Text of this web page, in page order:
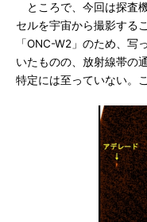
ところで、今回は探査
セルを宇宙から撮影する
「ONC-W2」のため、
いたものの、放射線帯の
特定には至っていない。